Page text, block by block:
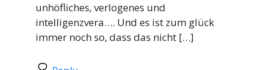
unhöfliches, verlogenes und
intelligenzvera…. Und es ist zum glück
immer noch so, dass das nicht […]